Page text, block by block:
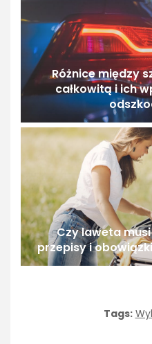
Różnice między
całkowitą i ich
Czy laweta
przepisy i
Tags: